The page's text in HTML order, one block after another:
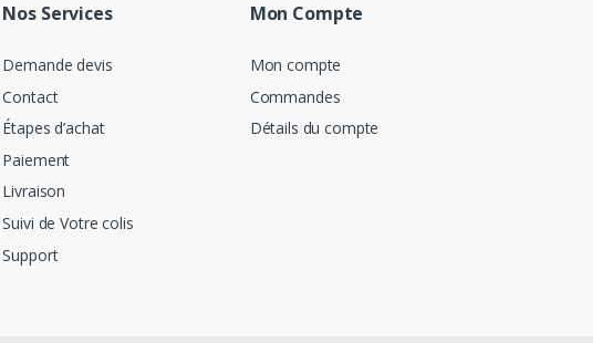
Nos Services
Demande devis
Contact
Étapes d’achat
Paiement
Livraison
Suivi de Votre colis
Support
Mon Compte
Mon compte
Commandes
Détails du compte